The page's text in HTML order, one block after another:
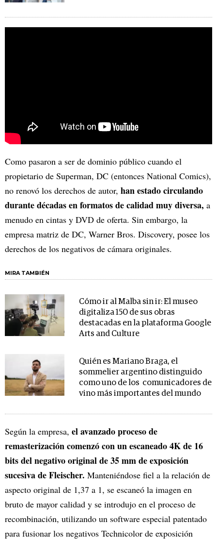
Como pasaron a ser de dominio público cuando el
propietario de Superman, DC (entonces National Comics),
no renovó los derechos de autor, han estado circulando
durante décadas en formatos de calidad muy diversa, a
menudo en cintas y DVD de oferta. Sin embargo, la
empresa matriz de DC, Warner Bros. Discovery, posee los
derechos de los negativos de cámara originales.
MIRA TAMBIÉN
Cómo ir al Malba sin ir: El museo
digitaliza 150 de sus obras
destacadas en la plataforma Google
Arts and Culture
Quién es Mariano Braga, el
sommelier argentino distinguido
como uno de los comunicadores de
vino más importantes del mundo
Según la empresa, el avanzado proceso de
remasterización comenzó con un escaneado 4K de 16
bits del negativo original de 35 mm de exposición
sucesiva de Fleischer. Manteniéndose fiel a la relación de
aspecto original de 1,37 a 1, se escaneó la imagen en
bruto de mayor calidad y se introdujo en el proceso de
recombinación, utilizando un software especial patentado
para fusionar los negativos Technicolor de exposición